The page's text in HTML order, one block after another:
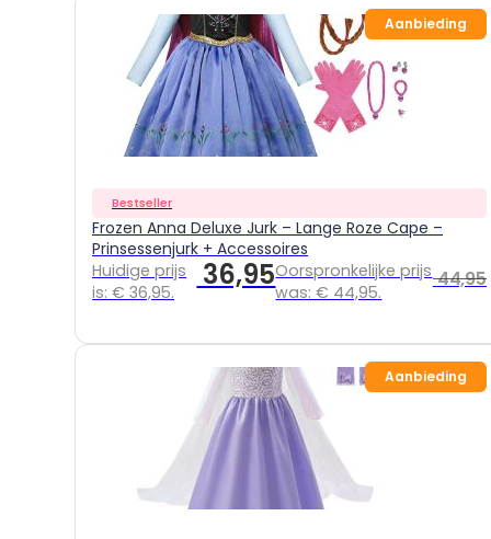
Bestseller
Frozen Anna Deluxe Jurk – Lange Roze Cape –
Prinsessenjurk + Accessoires
44,95
Oorspronkelijke prijs
was: € 44,95.
36,95
Huidige prijs
is: € 36,95.
Aanbieding
Aanbieding